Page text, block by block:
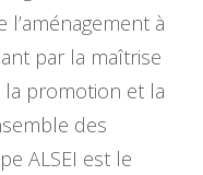
à
par la maîtrise
la promotion et la
des
ALSEI est le